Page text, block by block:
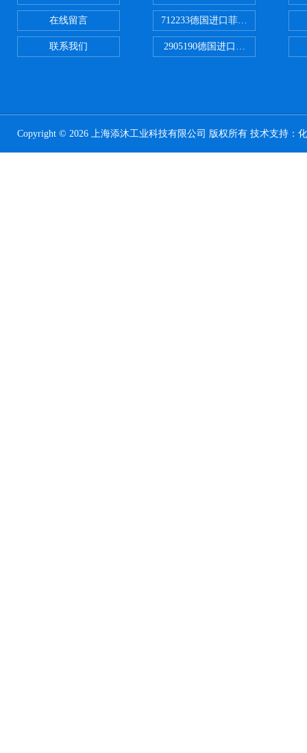
在线留言
联系我们
712233德国进口菲尼克斯断路器
2905190德国进口菲尼克斯继电器
Copyright © 2026 上海添沐工业科技有限公司 版权所有 技术支持：